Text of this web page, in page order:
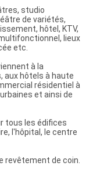
studio
de variétés,
hôtel, KTV,
lieux
etc.
à la
aux hôtels à haute
résidentiel à
et ainsi de
tous les édifices
l'hôpital, le centre
revêtement de coin.